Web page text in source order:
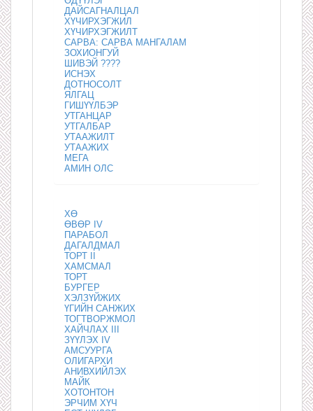
ДАЙСАГНАЛЦАЛ
ХҮЧИРХЭГЖИЛ
ХҮЧИРХЭГЖИЛТ
САРВА: САРВА МАНГАЛАМ
ЗОХИОНГУЙ
ШИВЭЙ ????
ИСНЭХ
ДОТНОСОЛТ
ЯЛГАЦ
ГИШҮҮЛБЭР
УТГАНЦАР
УТГАЛБАР
УТААЖИЛТ
УТААЖИХ
МЕГА
АМИН ОЛС
ХӨ
ӨВӨР IV
ПАРАБОЛ
ДАГАЛДМАЛ
ТОРТ II
ХАМСМАЛ
ТОРТ
БУРГЕР
ХЭЛЗҮЙЖИХ
ҮГИЙН САНЖИХ
ТОГТВОРЖМОЛ
ХАЙЧЛАХ III
ЗҮҮЛЭХ IV
АМСУУРГА
ОЛИГАРХИ
АНИВХИЙЛЭХ
МАЙК
ХОТОНТОН
ЭРЧИМ ХҮЧ